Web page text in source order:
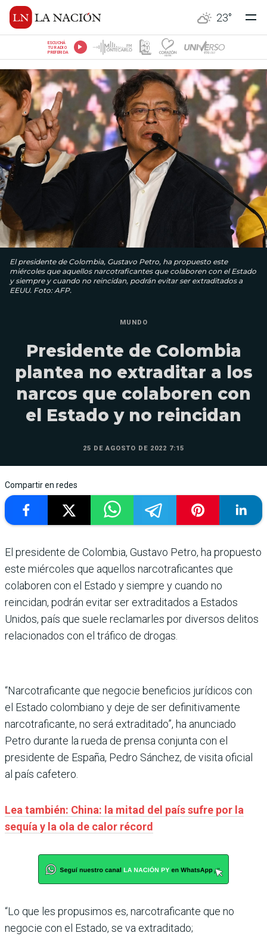
23°
ESCUCHÁ
TU RADIO
PREFERIDA
El presidente de Colombia, Gustavo Petro, ha propuesto este
miércoles que aquellos narcotraficantes que colaboren con el Estado
y siempre y cuando no reincidan, podrán evitar ser extraditados a
EEUU. Foto: AFP.
MUNDO
Presidente de Colombia
plantea no extraditar a los
narcos que colaboren con
el Estado y no reincidan
25 DE AGOSTO DE 2022 7:15
Compartir en redes
El presidente de Colombia, Gustavo Petro, ha propuesto
este miércoles que aquellos narcotraficantes que
colaboren con el Estado y siempre y cuando no
reincidan, podrán evitar ser extraditados a Estados
Unidos, país que suele reclamarles por diversos delitos
relacionados con el tráfico de drogas.
“Narcotraficante que negocie beneficios jurídicos con
el Estado colombiano y deje de ser definitivamente
narcotraficante, no será extraditado”, ha anunciado
Petro durante la rueda de prensa conjunta con el
presidente de España, Pedro Sánchez, de visita oficial
al país cafetero.
Lea también: China: la mitad del país sufre por la
sequía y la ola de calor récord
“Lo que les propusimos es, narcotraficante que no
negocie con el Estado, se va extraditado;